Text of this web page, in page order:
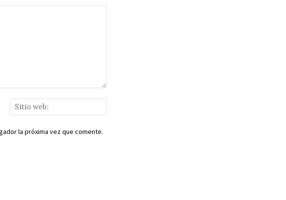
Correo
electrónico:*
web:
la próxima vez que comente.